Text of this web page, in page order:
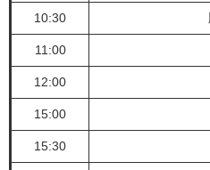
10:30
11:00
12:00
15:00
15:30